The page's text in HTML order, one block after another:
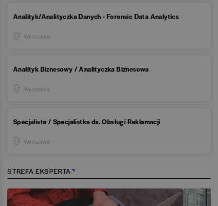
Analityk/Analityczka Danych - Forensic Data Analytics
Warszawa
Analityk Biznesowy / Analityczka Biznesowa
Warszawa
Specjalista / Specjalistka ds. Obsługi Reklamacji
Warszawa
STREFA EKSPERTA